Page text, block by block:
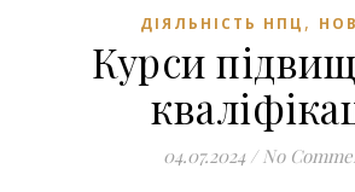
ДІЯЛЬНІСТЬ НПЦ ,
Курси
04.07.2024 / No